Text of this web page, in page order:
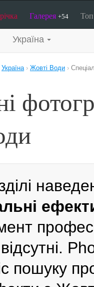
Галерея +54
Україна
Україна› Жовті Води ›
відсутні.
пошуку